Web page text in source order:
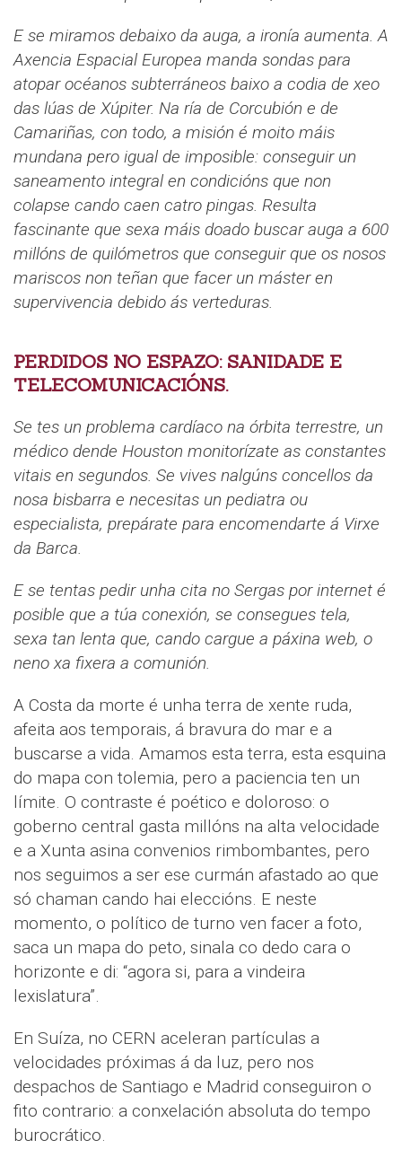
E se miramos debaixo da auga, a ironía aumenta. A
Axencia Espacial Europea manda sondas para
atopar océanos subterráneos baixo a codia de xeo
das lúas de Xúpiter. Na ría de Corcubión e de
Camariñas, con todo, a misión é moito máis
mundana pero igual de imposible: conseguir un
saneamento integral en condicións que non
colapse cando caen catro pingas. Resulta
fascinante que sexa máis doado buscar auga a 600
millóns de quilómetros que conseguir que os nosos
mariscos non teñan que facer un máster en
supervivencia debido ás verteduras.
PERDIDOS NO ESPAZO: SANIDADE E
TELECOMUNICACIÓNS.
Se tes un problema cardíaco na órbita terrestre, un
médico dende Houston monitorízate as constantes
vitais en segundos. Se vives nalgúns concellos da
nosa bisbarra e necesitas un pediatra ou
especialista, prepárate para encomendarte á Virxe
da Barca.
E se tentas pedir unha cita no Sergas por internet é
posible que a túa conexión, se consegues tela,
sexa tan lenta que, cando cargue a páxina web, o
neno xa fixera a comunión.
A Costa da morte é unha terra de xente ruda,
afeita aos temporais, á bravura do mar e a
buscarse a vida. Amamos esta terra, esta esquina
do mapa con tolemia, pero a paciencia ten un
límite. O contraste é poético e doloroso: o
goberno central gasta millóns na alta velocidade
e a Xunta asina convenios rimbombantes, pero
nos seguimos a ser ese curmán afastado ao que
só chaman cando hai eleccións. E neste
momento, o político de turno ven facer a foto,
saca un mapa do peto, sinala co dedo cara o
horizonte e di: “agora si, para a vindeira
lexislatura”.
En Suíza, no CERN aceleran partículas a
velocidades próximas á da luz, pero nos
despachos de Santiago e Madrid conseguiron o
fito contrario: a conxelación absoluta do tempo
burocrático.